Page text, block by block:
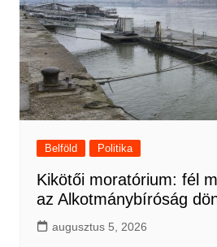
Belföld Politika
Kikötői moratórium: fél
az Alkotmánybíróság
augusztus 5, 2026